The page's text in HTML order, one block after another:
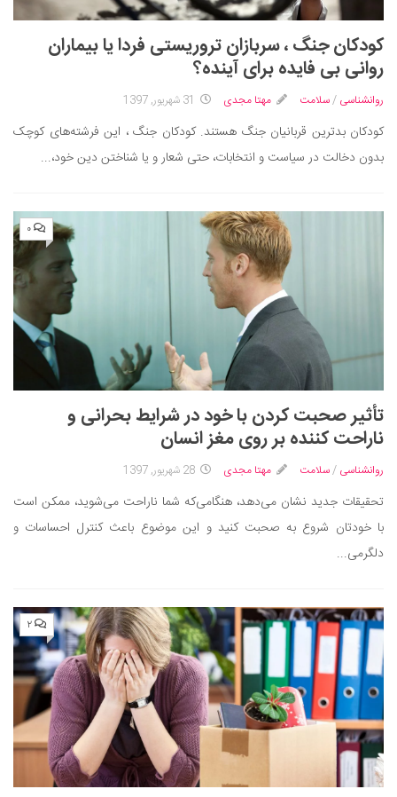
زمین و محیط زیست
خودرو
سرگرمی
دانستنی‌ها
بازی
طنز
مسابقه
کودکان جنگ ، سربازان تروریستی فردا یا بیماران
روانی بی فایده برای آینده؟
روانشناسی /سلامت مهتا مجدی 31 شهریور, 1397
کودکان بدترین قربانیان جنگ هستند. کودکان جنگ ، این فرشته‌های کوچک
بدون دخالت در سیاست و انتخابات، حتی شعار و یا شناختن دین خود،...
۰
تأثیر صحبت کردن با خود در شرایط بحرانی و
ناراحت کننده بر روی مغز انسان
روانشناسی /سلامت مهتا مجدی 28 شهریور, 1397
تحقیقات جدید نشان می‌دهد، هنگامی‌که شما ناراحت می‌شوید، ممکن است
با خودتان شروع به صحبت کنید و این موضوع باعث کنترل احساسات و
دلگرمی...
۲